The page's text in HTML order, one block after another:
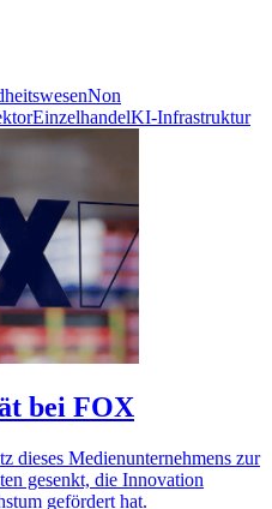
Non
EinzelhandelKI-Infrastruktur
bei FOX
dieses Medienunternehmens zur
gesenkt, die Innovation
gefördert hat.